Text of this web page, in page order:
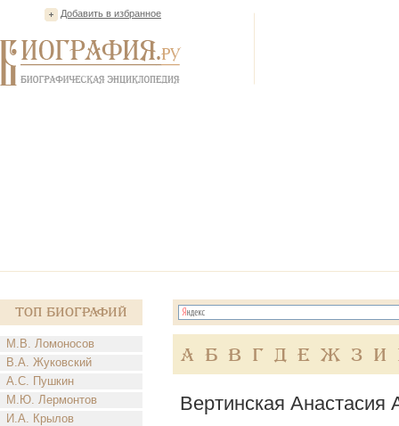
Добавить в избранное
Топ Биографий
М.В. Ломоносов
В.А. Жуковский
А.С. Пушкин
М.Ю. Лермонтов
И.А. Крылов
А Б В Г Д Е Ж З И
Вертинская Анастасия